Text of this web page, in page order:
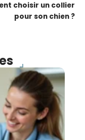
choisir un collier
pour son chien ?